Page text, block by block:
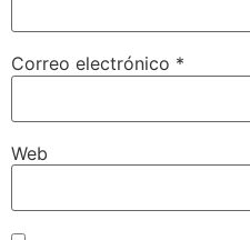
Correo electrónico *
Web